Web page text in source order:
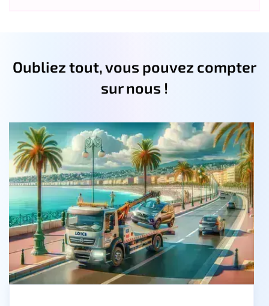
Oubliez tout, vous pouvez compter
sur nous !